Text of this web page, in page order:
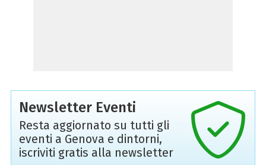
Newsletter Eventi
Resta aggiornato su tutti gli
eventi a Genova e dintorni,
iscriviti gratis alla newsletter